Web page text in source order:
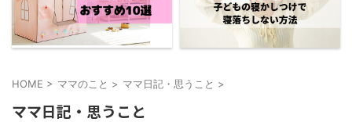
HOME > ママのこと > ママ日記・思うこと >
ママ日記・思うこと